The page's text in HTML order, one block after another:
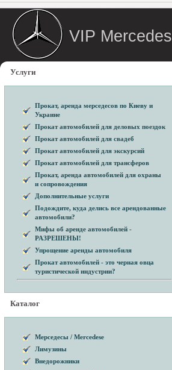
VIP Mercedes
Услуги
Прокат, аренда мерседесов по Киеву и
Украине
Прокат автомобилей для деловых поездок
Прокат автомобилей для свадеб
Прокат автомобилей для экскурсий
Прокат автомобилей для трансферов
Прокат, аренда автомобилей для охраны
и сопровождения
Дополнительные услуги
Подождите, куда делись все арендованные
автомобили?
Мифы об аренде автомобилей -
РАЗРЕШЕНЫ!
Упрощение аренды автомобиля
Прокат автомобилей - это черная овца
туристической индустрии?
Каталог
Мерседесы / Mercedese
Лимузины
Внедорожники